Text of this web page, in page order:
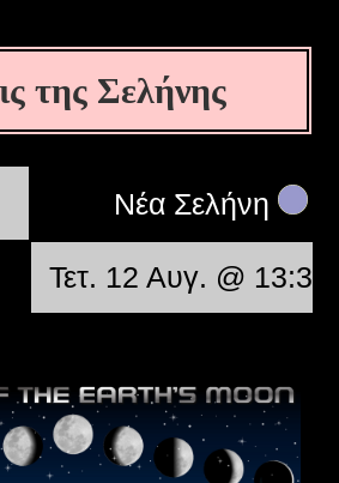
της Σελήνης
Νέα Σελήνη
Τετ. 12 Αυγ. @